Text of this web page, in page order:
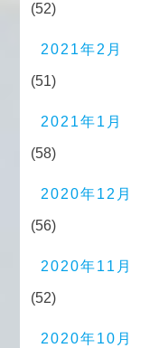
(52)
2021年2月
(51)
2021年1月
(58)
2020年12月
(56)
2020年11月
(52)
2020年10月